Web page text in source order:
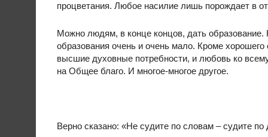
процветания. Любое насилие лишь порождает в
Можно людям, в конце концов, дать
образования очень и очень мало. Кроме
высшие духовные потребности, и любовь ко
на Общее благо. И многое-многое другое.
Верно сказано: «Не судите по словам – судите по